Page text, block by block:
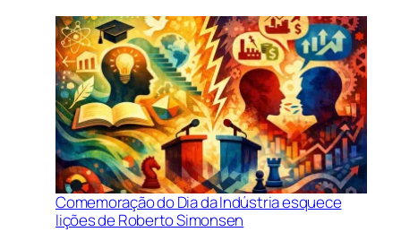
Comemoração do Dia da Indústria esquece
lições de Roberto Simonsen